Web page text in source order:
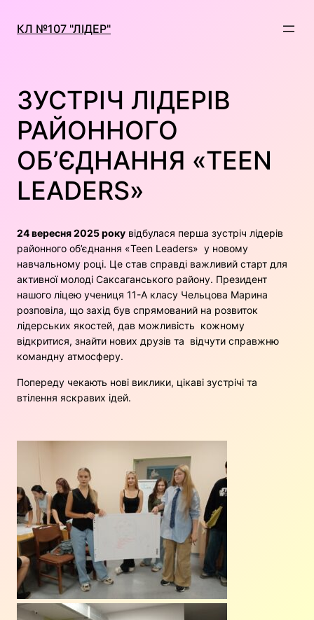
вмісту
КЛ №107 "ЛІДЕР"
ЗУСТРІЧ ЛІДЕРІВ
РАЙОННОГО
ОБ’ЄДНАННЯ «TEEN
LEADERS»
24 вересня 2025 року відбулася перша зустріч лідерів
районного об’єднання «Teen Leaders» у новому
навчальному році. Це став справді важливий старт для
активної молоді Саксаганського району. Президент
нашого ліцею учениця 11-А класу Чельцова Марина
розповіла, що захід був спрямований на розвиток
лідерських якостей, дав можливість кожному
відкритися, знайти нових друзів та відчути справжню
командну атмосферу.
Попереду чекають нові виклики, цікаві зустрічі та
втілення яскравих ідей.